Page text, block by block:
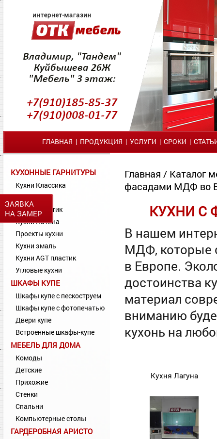
ЗАЯВКА
НА ЗАМЕР
ГЛАВНАЯ | ПРОДУКЦИЯ | УСЛУГИ | СРОКИ |
КУХОННЫЕ ГАРНИТУРЫ
Кухни Классика
Кухни МДФ
Кухни Пластик
Кухни Патина
Проекты кухни
Кухни эмаль
Кухни AGT пластик
Угловые кухни
ШКАФЫ КУПЕ
Шкафы купе с пескоструем
Шкафы купе с фотопечатью
Двери купе
Встроенные шкафы-купе
МЕБЕЛЬ ДЛЯ ДОМА
Комоды
Детские
Прихожие
Стенки
Спальни
Компьютерные столы
ГАРДЕРОБНАЯ АРИСТО
Главная / Каталог
фасадами МДФ во
КУХНИ С
В нашем
МДФ, которые
в Европе.
достоинства
материал
вниманию
кухонь на
Кухня Лагуна